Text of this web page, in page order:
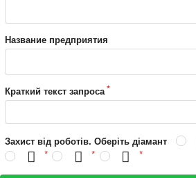
Название предприятия
Краткий текст запроса
Захист від роботів. Оберіть діамант